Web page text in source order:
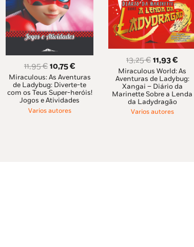
11,95€ O
preço
original
era:
11,95 €.
10,75€O
preço
atual
é:
Miraculous: As Aventuras
de Ladybug: Diverte-te
com os Teus Super-heróis!
Jogos e Atividades
Varios autores
13,25€ O
preço
original
era:
13,25 €.
11,93€
preço
atual
é:
Miraculous World: As
Aventuras de Ladybug:
Xangai – Diário da
Marinette Sobre a Lenda
da Ladydragão
Varios autores